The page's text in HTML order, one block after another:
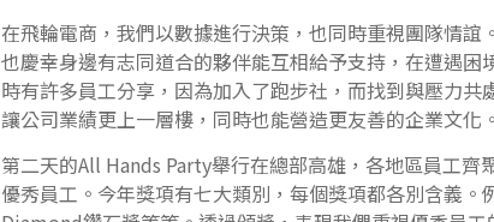
在飛輪電商，我們以數據進行決策，也同時重視團隊情誼
也慶幸身邊有志同道合的夥伴能互相給予支持，在遭遇
時有許多員工分享，因為加入了跑步社，而找到與壓力
讓公司業績更上一層樓，同時也能營造更友善的企業文化。
第二天的All Hands Party舉行在總部高雄，各地區員工
優秀員工。今年獎項有七大類別，每個獎項都各別含義